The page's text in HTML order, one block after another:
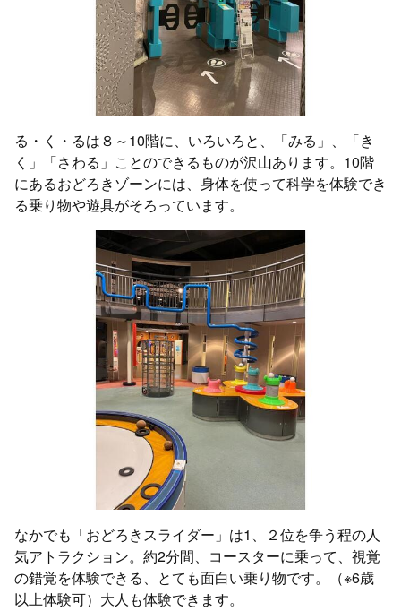
る・く・るは８～10階に、いろいろと、「みる」、「き
く」「さわる」ことのできるものが沢山あります。10階
にあるおどろきゾーンには、身体を使って科学を体験でき
る乗り物や遊具がそろっています。
なかでも「おどろきスライダー」は1、２位を争う程の人
気アトラクション。約2分間、コースターに乗って、視覚
の錯覚を体験できる、とても面白い乗り物です。（※6歳
以上体験可）大人も体験できます。